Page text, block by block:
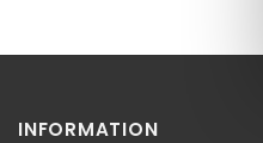
INFORMATION